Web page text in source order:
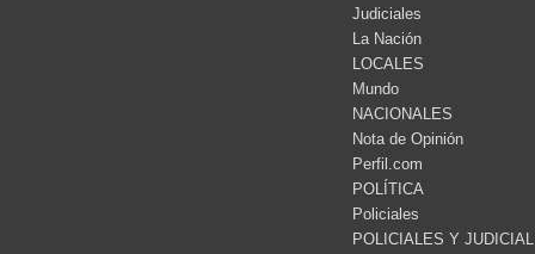
Judiciales
La Nación
LOCALES
Mundo
NACIONALES
Nota de Opinión
Perfil.com
POLÍTICA
Policiales
POLICIALES Y